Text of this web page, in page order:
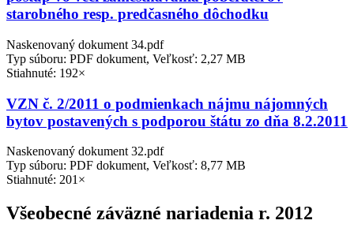
starobného resp. predčasného dôchodku
Naskenovaný dokument 34.pdf
Typ súboru: PDF dokument, Veľkosť: 2,27 MB
Stiahnuté: 192×
VZN č. 2/2011 o podmienkach nájmu nájomných
bytov postavených s podporou štátu zo dňa 8.2.2011
Naskenovaný dokument 32.pdf
Typ súboru: PDF dokument, Veľkosť: 8,77 MB
Stiahnuté: 201×
Všeobecné záväzné nariadenia r. 2012